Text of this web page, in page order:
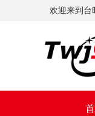
欢迎来到台